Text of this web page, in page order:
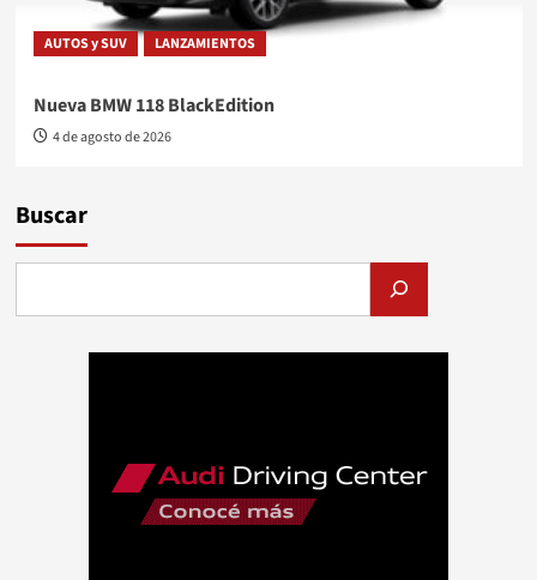
AUTOS y SUV LANZAMIENTOS
Nueva BMW 118 BlackEdition
4 de agosto de 2026
Buscar